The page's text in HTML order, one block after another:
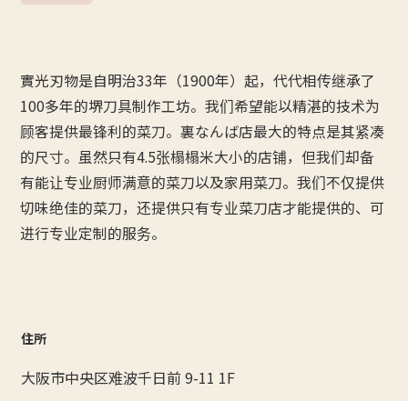
實光刃物是自明治33年（1900年）起，代代相传继承了
100多年的堺刀具制作工坊。我们希望能以精湛的技术为
顾客提供最锋利的菜刀。裏なんば店最大的特点是其紧凑
的尺寸。虽然只有4.5张榻榻米大小的店铺，但我们却备
有能让专业厨师满意的菜刀以及家用菜刀。我们不仅提供
切味绝佳的菜刀，还提供只有专业菜刀店才能提供的、可
进行专业定制的服务。
住所
大阪市中央区难波千日前 9-11 1F